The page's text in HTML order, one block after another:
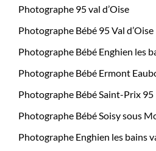
Photographe 95 val d’Oise
Photographe Bébé 95 Val d’Oise
Photographe Bébé Enghien les
Photographe Bébé Ermont
Photographe Bébé Saint-Prix 95
Photographe Bébé Soisy sous
Photographe Enghien les bains